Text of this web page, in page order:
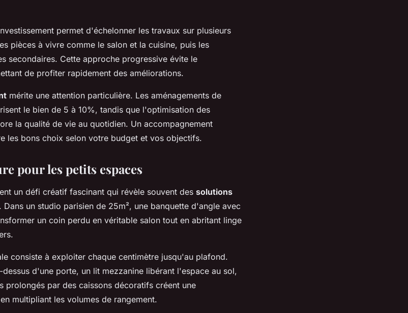
permet d'échelonner les travaux sur plusieurs
pièces à vivre comme le salon et la cuisine, puis les
secondaires. Cette approche progressive évite le
de profiter rapidement des améliorations.
mérite une attention particulière. Les aménagements de
le bien de 5 à 10%, tandis que l'optimisation des
la qualité de vie au quotidien. Un accompagnement
les bons choix selon votre budget et vos objectifs.
pour les petits espaces
un défi créatif fascinant qui révèle souvent des solutions
Dans un studio parisien de 25m², une banquette d'angle avec
un coin perdu en véritable salon tout en abritant linge
consiste à exploiter chaque centimètre jusqu'au plafond.
dessus d'une porte, un lit mezzanine libérant l'espace au sol,
prolongés par des caissons décoratifs créent une
multipliant les volumes de rangement.